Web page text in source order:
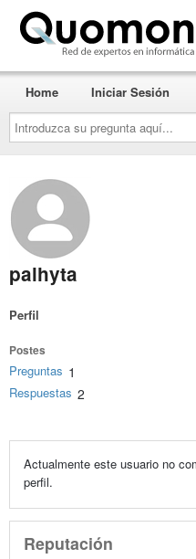
Introduzca
su
pregunta
aquí...
Home Iniciar Sesión
palhyta
Perfil
Postes
Preguntas 1
Respuestas 2
Actualmente este usuario no
perfil.
Reputación